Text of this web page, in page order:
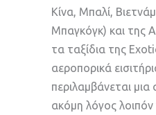
Κίνα, Μπαλί,
Μπαγκόγκ) και της
τα ταξίδια της
αεροπορικά
περιλαμβάνεται
ακόμη λόγος λοιπόν